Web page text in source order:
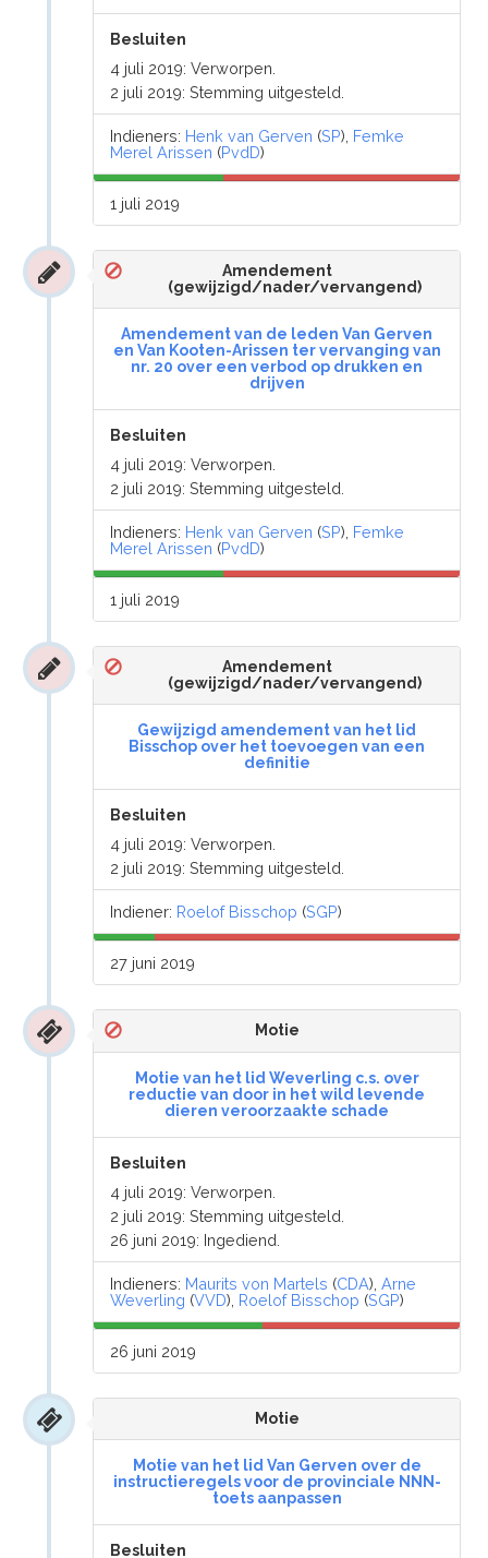
Besluiten
4 juli 2019: Verworpen.
2 juli 2019: Stemming uitgesteld.
Indieners: Henk van Gerven (SP), Femke
Merel Arissen (PvdD)
1 juli 2019
Amendement
(gewijzigd/nader/vervangend)
Amendement van de leden Van Gerven
en Van Kooten-Arissen ter vervanging van
nr. 20 over een verbod op drukken en
drijven
Besluiten
4 juli 2019: Verworpen.
2 juli 2019: Stemming uitgesteld.
Indieners: Henk van Gerven (SP), Femke
Merel Arissen (PvdD)
1 juli 2019
Amendement
(gewijzigd/nader/vervangend)
Gewijzigd amendement van het lid
Bisschop over het toevoegen van een
definitie
Besluiten
4 juli 2019: Verworpen.
2 juli 2019: Stemming uitgesteld.
Indiener: Roelof Bisschop (SGP)
27 juni 2019
Motie
Motie van het lid Weverling c.s. over
reductie van door in het wild levende
dieren veroorzaakte schade
Besluiten
4 juli 2019: Verworpen.
2 juli 2019: Stemming uitgesteld.
26 juni 2019: Ingediend.
Indieners: Maurits von Martels (CDA),Arne
Weverling (VVD), Roelof Bisschop (SGP)
26 juni 2019
Motie
Motie van het lid Van Gerven over de
instructieregels voor de provinciale NNN-
toets aanpassen
Besluiten